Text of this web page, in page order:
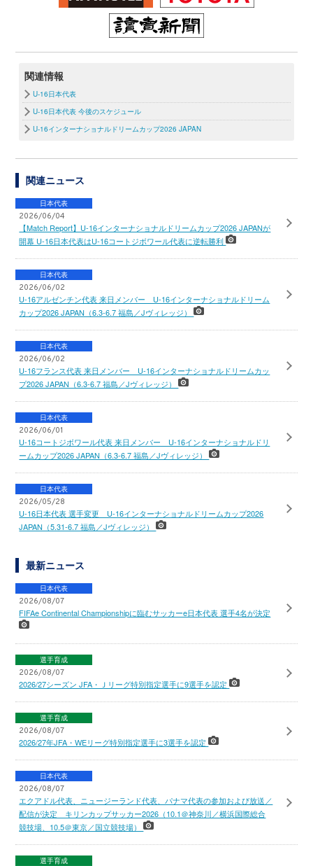
関連情報
U-16日本代表
U-16日本代表 今後のスケジュール
U-16インターナショナルドリームカップ2026 JAPAN
関連ニュース
日本代表
2026/06/04
【Match Report】U-16インターナショナルドリームカップ2026 JAPANが
開幕 U-16日本代表はU-16コートジボワール代表に逆転勝利
日本代表
2026/06/02
U-16アルゼンチン代表 来日メンバー U-16インターナショナルドリーム
カップ2026 JAPAN（6.3-6.7 福島／Jヴィレッジ）
日本代表
2026/06/02
U-16フランス代表 来日メンバー U-16インターナショナルドリームカッ
プ2026 JAPAN（6.3-6.7 福島／Jヴィレッジ）
日本代表
2026/06/01
U-16コートジボワール代表 来日メンバー U-16インターナショナルドリ
ームカップ2026 JAPAN（6.3-6.7 福島／Jヴィレッジ）
日本代表
2026/05/28
U-16日本代表 選手変更 U-16インターナショナルドリームカップ2026
JAPAN（5.31-6.7 福島／Jヴィレッジ）
最新ニュース
日本代表
2026/08/07
FIFAe Continental Championshipに臨むサッカーe日本代表 選手4名が決定
選手育成
2026/08/07
2026/27シーズン JFA・Ｊリーグ特別指定選手に9選手を認定
選手育成
2026/08/07
2026/27年JFA・WEリーグ特別指定選手に3選手を認定
日本代表
2026/08/07
エクアドル代表、ニュージーランド代表、パナマ代表の参加および放送／
配信が決定 キリンカップサッカー2026（10.1＠神奈川／横浜国際総合
競技場、10.5＠東京／国立競技場）
選手育成